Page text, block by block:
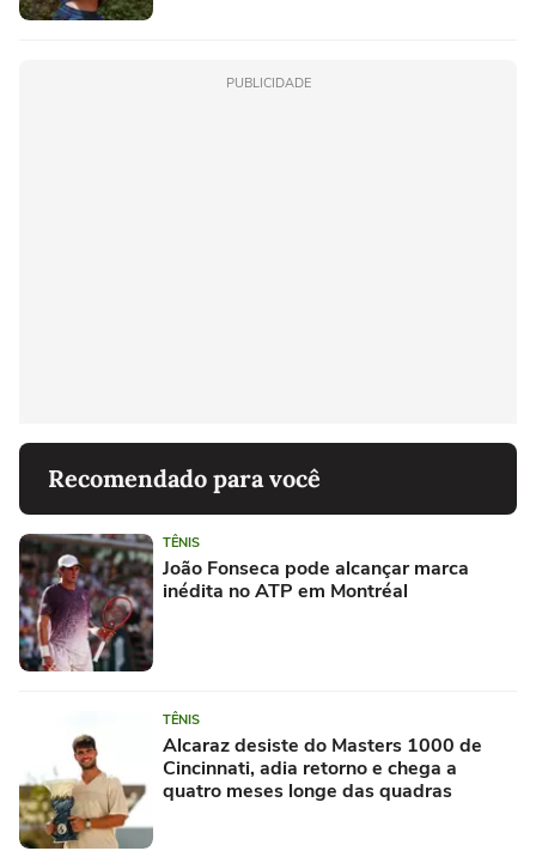
PUBLICIDADE
Recomendado para você
TÊNIS
João Fonseca pode alcançar marca
inédita no ATP em Montréal
TÊNIS
Alcaraz desiste do Masters 1000 de
Cincinnati, adia retorno e chega a
quatro meses longe das quadras